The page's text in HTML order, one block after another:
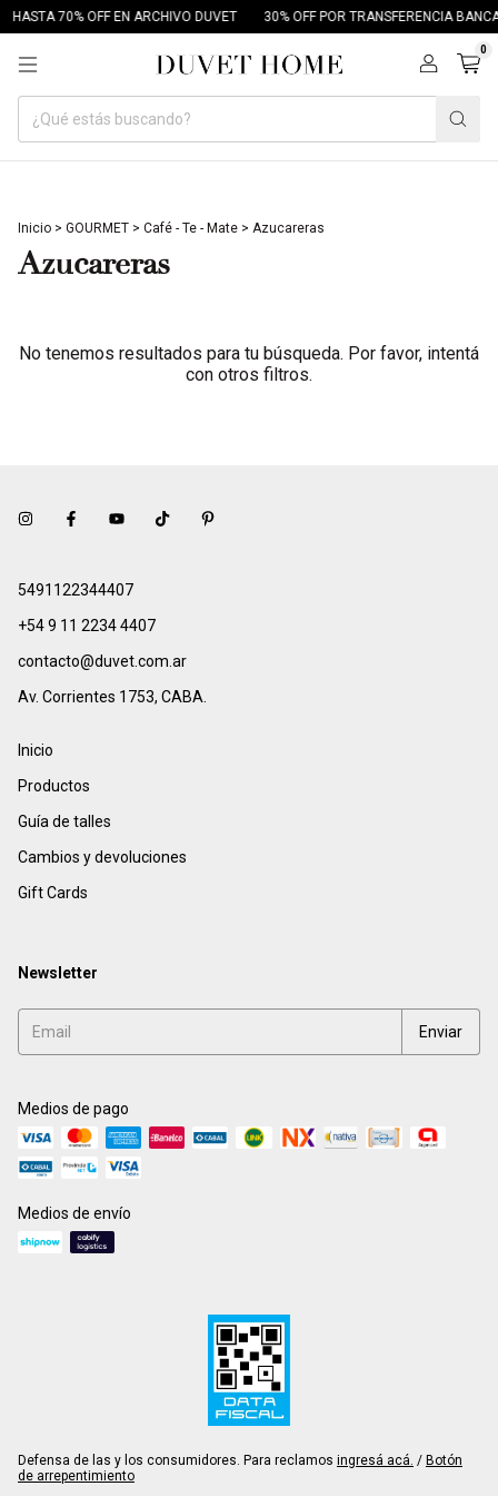
HASTA 70% OFF EN ARCHIVO DUVET 30% OFF POR TRANSFERENCIA
0
Inicio > GOURMET > Café - Te - Mate > Azucareras
Azucareras
No tenemos resultados para tu búsqueda. Por favor, intentá
con otros filtros.
5491122344407
+54 9 11 2234 4407
contacto@duvet.com.ar
Av. Corrientes 1753, CABA.
Inicio
Productos
Guía de talles
Cambios y devoluciones
Gift Cards
Newsletter
Medios de pago
Medios de envío
Defensa de las y los consumidores. Para reclamos ingresá acá. / Botón
de arrepentimiento